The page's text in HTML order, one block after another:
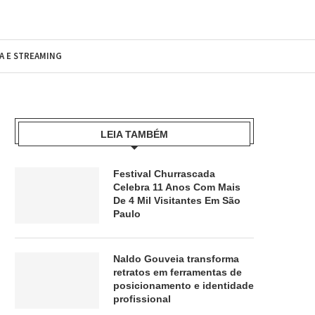
E STREAMING
LEIA TAMBÉM
Festival Churrascada
Celebra 11 Anos Com Mais
De 4 Mil Visitantes Em São
Paulo
Naldo Gouveia transforma
retratos em ferramentas de
posicionamento e identidade
profissional